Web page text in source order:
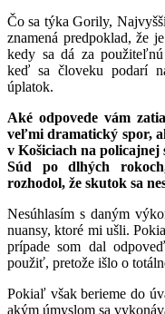
Čo sa týka Gorily,
znamená predpoklad, že
kedy sa dá za
keď sa človeku podarí
úplatok.
Aké odpovede vám
veľmi dramatický spor,
v Košiciach na
Súd po dlhých
rozhodol, že skutok sa
Nesúhlasím s daným
nuansy, ktoré mi ušli.
prípade som dal
použiť, pretože išlo o
Pokiaľ však berieme do
akým úmyslom sa